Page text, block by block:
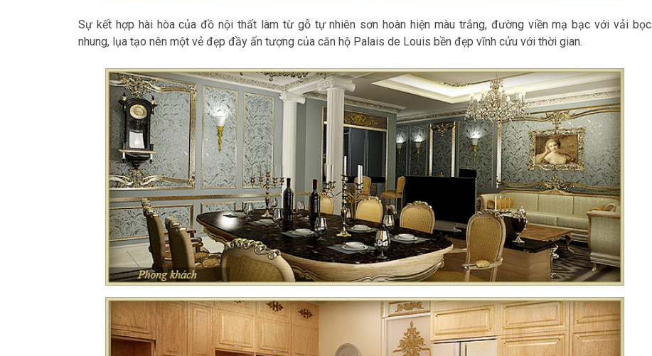
Sự kết hợp hài hòa của đồ nội thất làm từ gỗ tự nhiên sơn hoàn hiện màu trắng, đường viền mạ bạc với vải bọc
nhung, lụa tạo nên một vẻ đẹp đầy ấn tượng của căn hộ Palais de Louis bền đẹp vĩnh cửu với thời gian.